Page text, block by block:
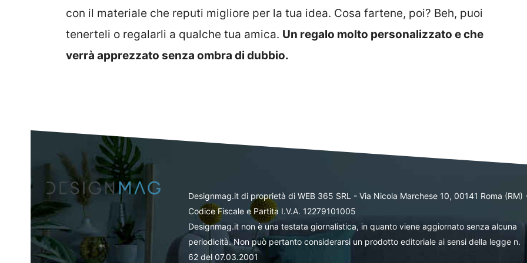
con il materiale che reputi migliore per la tua idea. Cosa fartene, poi? Beh, puoi
tenerteli o regalarli a qualche tua amica. Un regalo molto personalizzato e che
verrà apprezzato senza ombra di dubbio.
Designmag.it di proprietà di WEB 365 SRL - Via Nicola Marchese 10, 00141 Roma (RM)
Codice Fiscale e Partita I.V.A. 12279101005
Designmag.it non è una testata giornalistica, in quanto viene aggiornato senza alcuna
periodicità. Non può pertanto considerarsi un prodotto editoriale ai sensi della legge n.
62 del 07.03.2001